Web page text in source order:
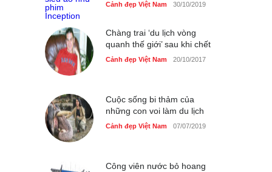
Cảnh đẹp Việt Nam 30/10/2019
Chàng trai ‘du lịch vòng
quanh thế giới’ sau khi chết
Cảnh đẹp Việt Nam 20/10/2017
Cuộc sống bi thảm của
những con voi làm du lịch
Cảnh đẹp Việt Nam 07/07/2019
Công viên nước bỏ hoang